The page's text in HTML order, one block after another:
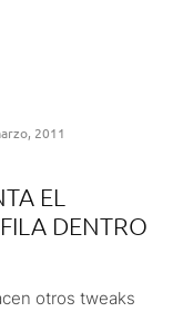
2011
EL
DENTRO
otros tweaks